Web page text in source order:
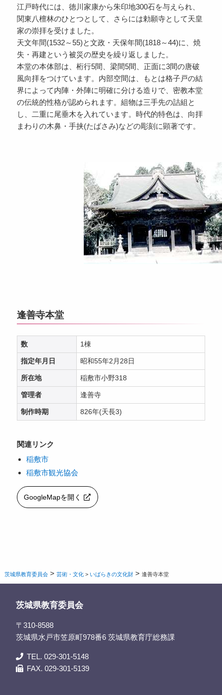
江戸時代には、徳川家康から朱印地300石を与えられ、
関東八檀林のひとつとして、さらには勅願寺として天皇
家の崇拝を受けました。
天文年間(1532～55)と文政・天保年間(1818～44)に、焼
失・再建という被災の歴史を繰り返しました。
本堂の本体部は、桁行5間、梁間5間、正面に3間の唐破
風向拝をつけています。内部空間は、もとは格子戸の結
界によって内陣・外陣に明確に分ける造りで、密教本堂
の伝統的性格が認められます。組物は三手先の詰組と
し、二重に尾垂木を入れています。時代的特色は、向拝
まわりの木鼻・手挟(たばさみ)などの彫刻に顕著です。
逢善寺本堂
数 1棟
指定年月日 昭和55年2月28日
所在地 稲敷市小野318
管理者 逢善寺
制作時期 826年(天長3)
関連リンク
稲敷市
稲敷市観光協会
GoogleMapを開く
茨城県教育委員会 >芸術・文化 > いばらきの文化財 >逢善寺本堂
茨城県教育委員会
〒310-8588
茨城県水戸市笠原町978番6 茨城県教育庁総務課
TEL. 029-301-5148
FAX. 029-301-5139